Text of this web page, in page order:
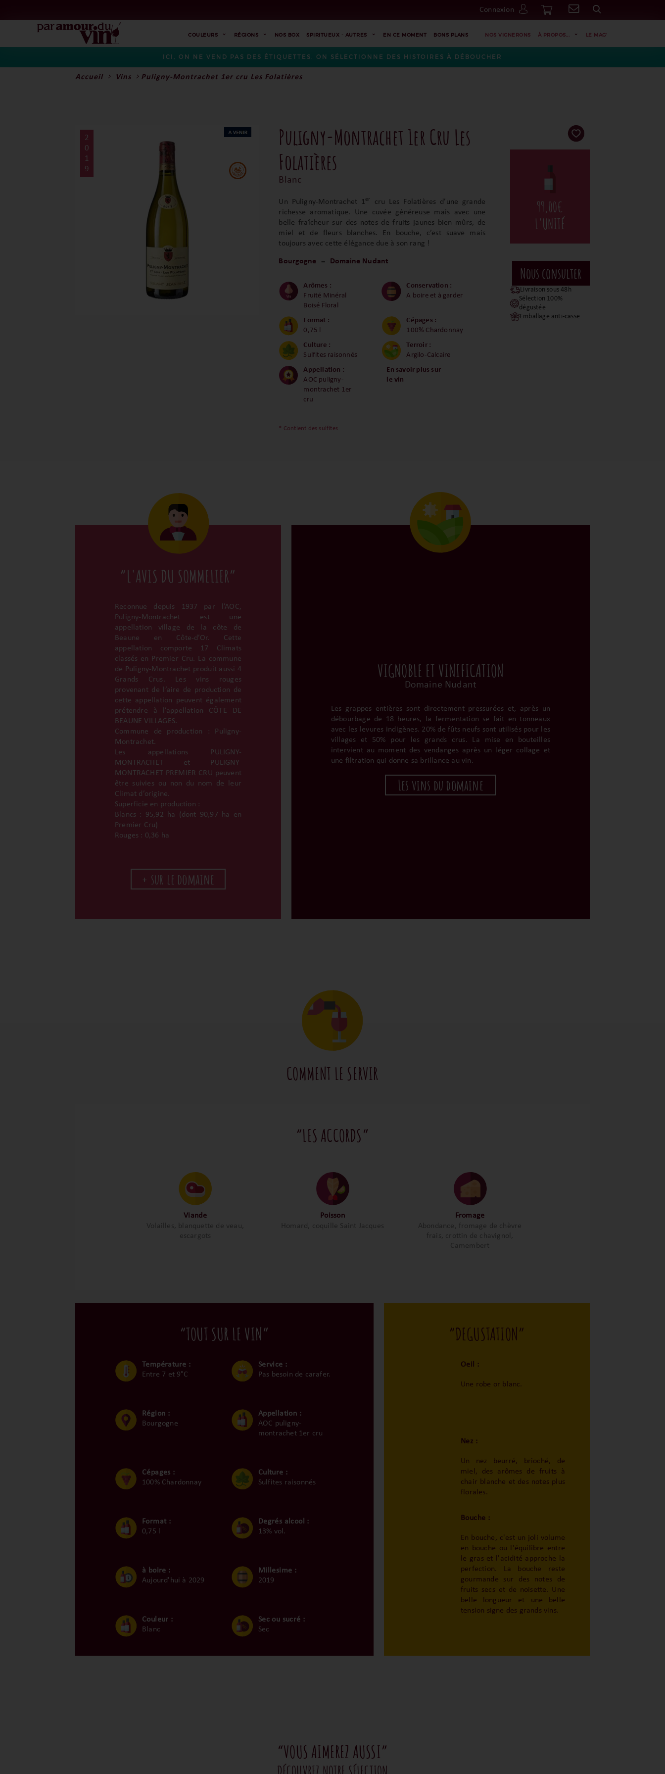
Connexion
Go
COULEURS RÉGIONS NOS BOX SPIRITUEUX - AUTRES EN CE MOMENT BONS PLANS NOS VIGNERONS À PROPOS... LE MAG'
ICI, ON NE VEND PAS DES ÉTIQUETTES. ON SÉLECTIONNE DES HISTOIRES À DÉBOUCHER
Accueil Vins Puligny-Montrachet 1er cru Les Folatières
2
0
1
9
Puligny-Montrachet 1er Cru Les
Folatières
Blanc
Un Puligny-Montrachet 1er
cru Les Folatières d’une grande
richesse aromatique. Une cuvée généreuse mais avec une
belle fraîcheur sur des notes de fruits jaunes bien mûrs, de
miel et de fleurs blanches. En bouche, c’est suave mais
toujours avec cette élégance due à son rang !
Bourgogne Domaine Nudant
Arômes :
Fruité Minéral
Boisé Floral
Conservation :
A boire et à garder
Format :
0,75 l
Cépages :
100% Chardonnay
Culture :
Sulfites raisonnés
Terroir :
Argilo-Calcaire
Appellation :
AOC puligny-
montrachet 1er
cru
En savoir plus sur
le vin
* Contient des sulfites
99,00€
L'UNITÉ
Livraison sous 48h
Sélection 100%
dégustée
Emballage anti-casse
“L'AVIS DU SOMMELIER”
Reconnue depuis 1937 par l’AOC,
Puligny-Montrachet est une
appellation village de la côte de
Beaune en Côte-d’Or. Cette
appellation comporte 17 Climats
classés en Premier Cru. La commune
de Puligny-Montrachet produit aussi 4
Grands Crus. Les vins rouges
provenant de l’aire de production de
cette appellation peuvent également
prétendre à l’appellation CÔTE DE
BEAUNE VILLAGES.
Commune de production : Puligny-
Montrachet.
Les appellations PULIGNY-
MONTRACHET et PULIGNY-
MONTRACHET PREMIER CRU peuvent
être suivies ou non du nom de leur
Climat d’origine.
Superficie en production :
Blancs : 95,92 ha (dont 90,97 ha en
Premier Cru)
Rouges : 0,36 ha
+ sur le domaine
VIGNOBLE ET VINIFICATION
Domaine Nudant
Les grappes entières sont directement pressurées et, après un
débourbage de 18 heures, la fermentation se fait en tonneaux
avec les levures indigènes. 20% de fûts neufs sont utilisés pour les
villages et 50% pour les grands crus. La mise en bouteilles
intervient au moment des vendanges après un léger collage et
une filtration qui donne sa brillance au vin.
Les vins du domaine
COMMENT LE SERVIR
“LES ACCORDS”
Viande
Volailles, blanquette de veau,
escargots
Poisson
Homard, coquille Saint Jacques
Fromage
Abondance, fromage de chèvre
frais, crottin de chavignol,
Camembert
“TOUT SUR LE VIN”
Température :
Entre 7 et 9°C
Service :
Pas besoin de carafer.
Région :
Bourgogne
Appellation :
AOC puligny-
montrachet 1er cru
Cépages :
100% Chardonnay
Culture :
Sulfites raisonnés
Format :
0,75 l
Degrés alcool :
13% vol.
à boire :
Aujourd'hui à 2029
Millesime :
2019
Couleur :
Blanc
Sec ou sucré :
Sec
“DEGUSTATION”
Oeil :
Une robe or blanc.
Nez :
Un nez beurré, brioché, de
miel, des arômes de fruits à
chair blanche et des notes plus
florales.
Bouche :
En bouche, c'est un joli volume
en bouche ou l'équilibre entre
le gras et l'acidité approche la
perfection. La bouche reste
gourmande sur des notes de
fruits secs et de noisette. Une
belle longueur et une belle
tension signe des grands vins.
“VOUS AIMEREZ AUSSI”